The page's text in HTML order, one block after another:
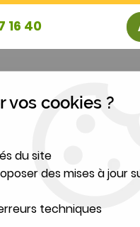
16 40
vos cookies ?
du site
des mises à jour
techniques